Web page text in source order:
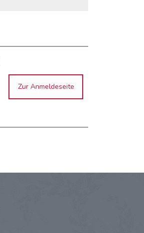
Zur Anmeldeseite